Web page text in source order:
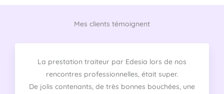
Mes clients témoignent
La prestation traiteur par Edesia lors de nos
rencontres professionnelles, était super.
De jolis contenants, de très bonnes bouchées, une